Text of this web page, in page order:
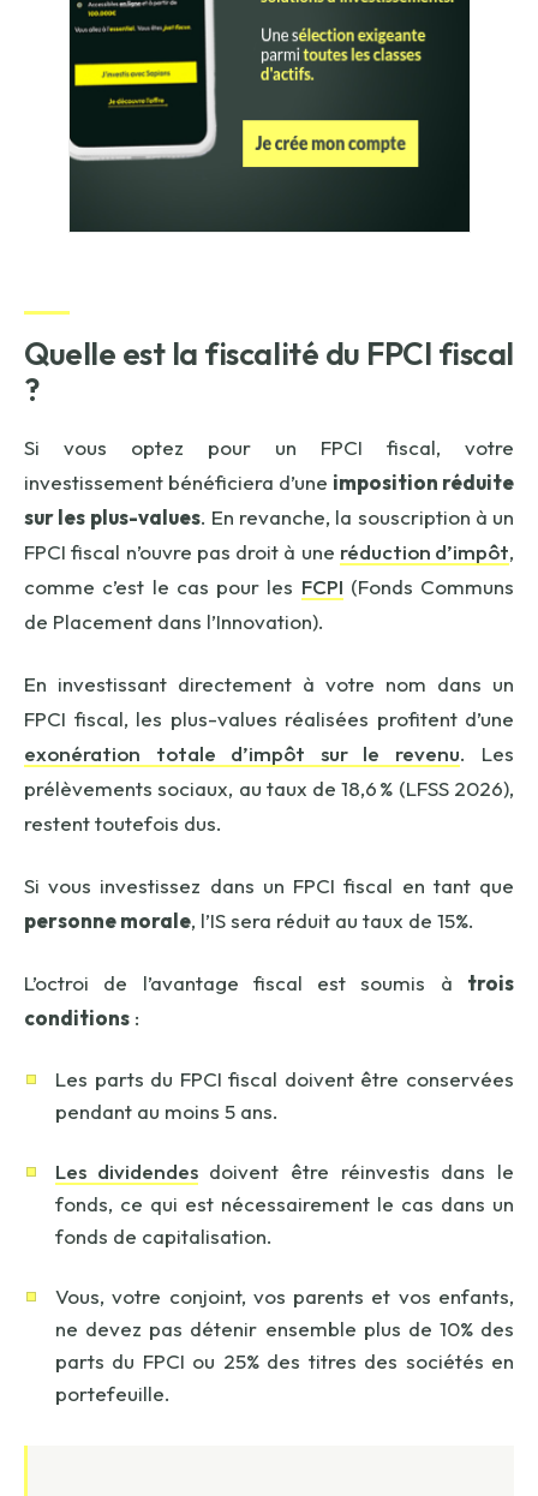
Quelle est la fiscalité du FPCI fiscal
?
Si vous optez pour un FPCI fiscal, votre
investissement bénéficiera d’une imposition réduite
sur les plus-values. En revanche, la souscription à un
FPCI fiscal n’ouvre pas droit à une réduction d’impôt,
comme c’est le cas pour les FCPI (Fonds Communs
de Placement dans l’Innovation).
En investissant directement à votre nom dans un
FPCI fiscal, les plus-values réalisées profitent d’une
exonération totale d’impôt sur le revenu. Les
prélèvements sociaux, au taux de 18,6 % (LFSS 2026),
restent toutefois dus.
Si vous investissez dans un FPCI fiscal en tant que
personne morale, l’IS sera réduit au taux de 15%.
L’octroi de l’avantage fiscal est soumis à trois
conditions :
Les parts du FPCI fiscal doivent être conservées
pendant au moins 5 ans.
Les dividendesdoivent être réinvestis dans le
fonds, ce qui est nécessairement le cas dans un
fonds de capitalisation.
Vous, votre conjoint, vos parents et vos enfants,
ne devez pas détenir ensemble plus de 10% des
parts du FPCI ou 25% des titres des sociétés en
portefeuille.